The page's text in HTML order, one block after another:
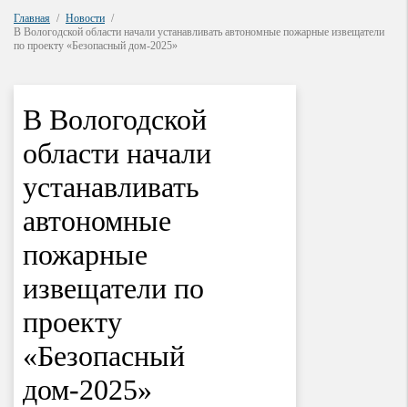
Главная
Новости
В Вологодской области начали устанавливать автономные пожарные извещатели
по проекту «Безопасный дом-2025»
В Вологодской
области начали
устанавливать
автономные
пожарные
извещатели по
проекту
«Безопасный
дом-2025»